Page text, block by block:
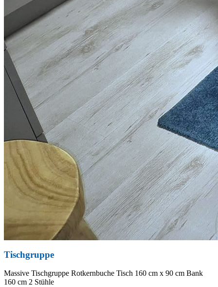
Tischgruppe
Massive Tischgruppe Rotkernbuche Tisch 160 cm x 90 cm Bank
160 cm 2 Stühle